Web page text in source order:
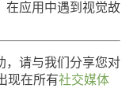
在应用中遇到视觉故
，请与我们分享您对
现在所有社交媒体